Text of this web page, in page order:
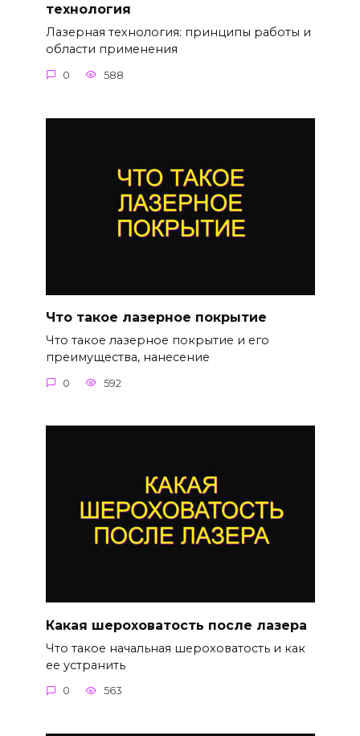
технология
Лазерная технология: принципы работы и
области применения
0 588
Что такое лазерное покрытие
Что такое лазерное покрытие и его
преимущества, нанесение
0 592
Какая шероховатость после лазера
Что такое начальная шероховатость и как
ее устранить
0 563